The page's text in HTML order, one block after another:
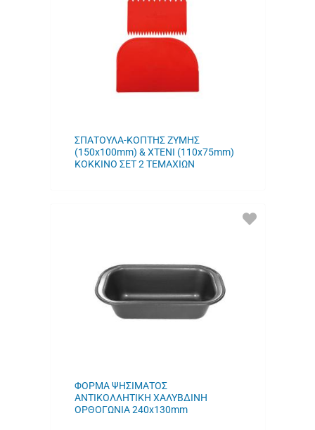
ΣΠΑΤΟΥΛΑ-ΚΟΠΤΗΣ ΖΥΜΗΣ
(150x100mm) & ΧΤΕΝΙ (110x75mm)
ΚΟΚΚΙΝΟ ΣΕΤ 2 ΤΕΜΑΧΙΩΝ
ΦΟΡΜΑ ΨΗΣΙΜΑΤΟΣ
ΑΝΤΙΚΟΛΛΗΤΙΚΗ ΧΑΛΥΒΔΙΝΗ
ΟΡΘΟΓΩΝΙΑ 240x130mm
ΠΡΟΣΘΗΚΗ